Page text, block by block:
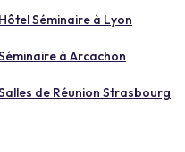
Hôtel Séminaire à Lyon
à Arcachon
de Réunion Strasbourg